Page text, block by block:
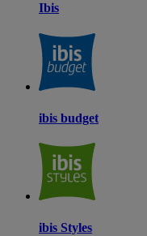
Ibis
ibis budget
ibis Styles